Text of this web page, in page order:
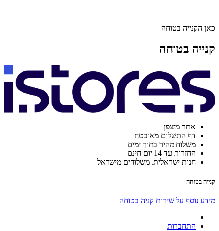
כאן הקנייה בטוחה
קנייה בטוחה
אתר מוצפן
דף התשלום מאובטח
משלוח מהיר בתוך ימים
החזרות עד 14 יום חינם
חנות ישראלית. משלוחים מישראל
קנייה בטוחה
מידע נוסף על שירות קניה בטוחה
התחברות